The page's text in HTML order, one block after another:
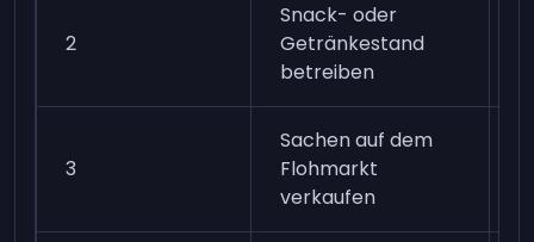
2
Snack- oder
Getränkestand
betreiben
3
Sachen auf dem
Flohmarkt
verkaufen